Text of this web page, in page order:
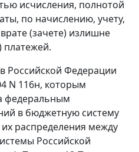
исчисления, полнотой
по начислению, учету,
(зачете) излишне
платежей.
Российской Федерации
N 116н, которым
федеральным
в бюджетную систему
распределения между
Российской